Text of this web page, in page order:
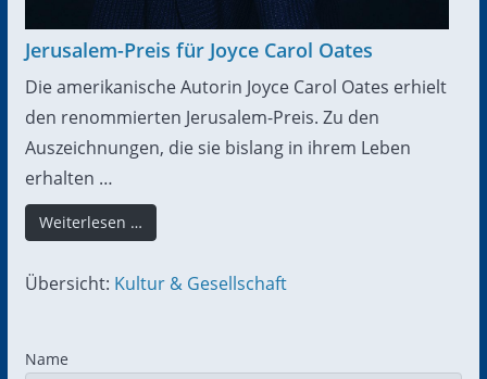
Jerusalem-Preis für Joyce Carol Oates
Die amerikanische Autorin Joyce Carol Oates erhielt
den renommierten Jerusalem-Preis. Zu den
Auszeichnungen, die sie bislang in ihrem Leben
erhalten …
Weiterlesen …
Übersicht: Kultur & Gesellschaft
Name